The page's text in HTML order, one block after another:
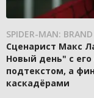
SPIDER-MAN:
Сценарист Макс
Новый день" с
подтекстом, а
каскадёрами